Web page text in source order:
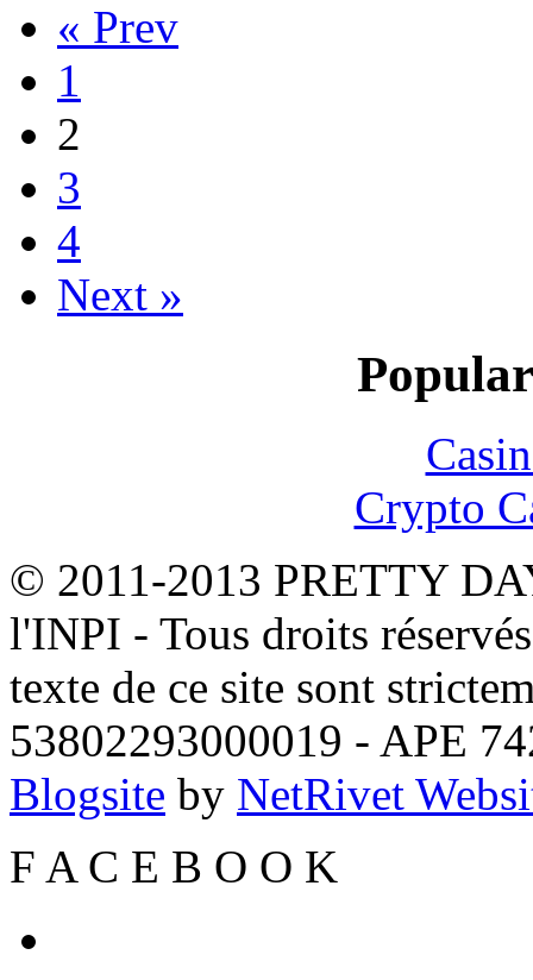
« Prev
1
2
3
4
Next »
Crypto
© 2011-2013 PRETTY
l'INPI - Tous droits
texte de ce site sont
53802293000019 - APE
Blogsite by NetRivet
F A C E B O O K